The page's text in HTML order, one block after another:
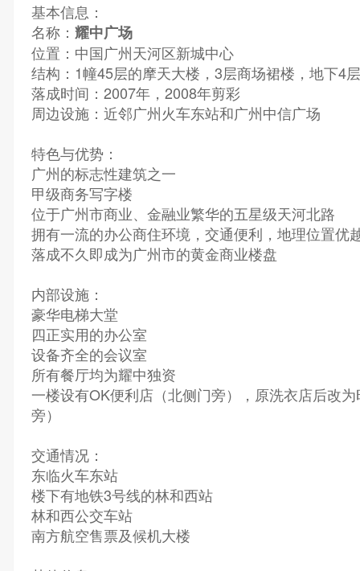
基本信息：
名称： 耀中广场
位置：中国广州天河区新城中心
结构：1幢45层的摩天大楼，3层商场裙楼，地下4
落成时间：2007年，2008年剪彩
周边设施：近邻广州火车东站和广州中信广场
特色与优势：
广州的标志性建筑之一
甲级商务写字楼
位于广州市商业、金融业繁华的五星级天河北路
拥有一流的办公商住环境，交通便利，地理位置优
落成不久即成为广州市的黄金商业楼盘
内部设施：
豪华电梯大堂
四正实用的办公室
设备齐全的会议室
所有餐厅均为耀中独资
一楼设有OK便利店（北侧门旁），原洗衣店后改
旁）
交通情况：
东临火车东站
楼下有地铁3号线的林和西站
林和西公交车站
南方航空售票及候机大楼